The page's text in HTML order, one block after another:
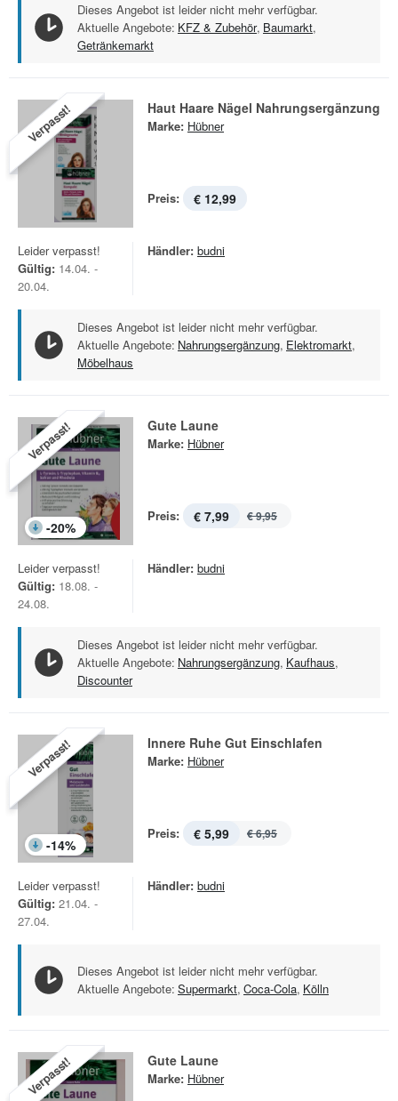
Dieses Angebot ist leider nicht mehr verfügbar.
Aktuelle Angebote: KFZ & Zubehör, Baumarkt,
Getränkemarkt
Verpasst! Haut Haare Nägel Nahrungsergänzung
Marke: Hübner
Preis: € 12,99
Leider verpasst!
Gültig: 14.04. -
20.04.
Händler: budni
Dieses Angebot ist leider nicht mehr verfügbar.
Aktuelle Angebote: Nahrungsergänzung, Elektromarkt,
Möbelhaus
Verpasst!
-20%
Gute Laune
Marke: Hübner
Preis: € 7,99 € 9,95
Leider verpasst!
Gültig: 18.08. -
24.08.
Händler: budni
Dieses Angebot ist leider nicht mehr verfügbar.
Aktuelle Angebote: Nahrungsergänzung, Kaufhaus,
Discounter
Verpasst!
-14%
Innere Ruhe Gut Einschlafen
Marke: Hübner
Preis: € 5,99 € 6,95
Leider verpasst!
Gültig: 21.04. -
27.04.
Händler: budni
Dieses Angebot ist leider nicht mehr verfügbar.
Aktuelle Angebote: Supermarkt, Coca-Cola, Kölln
Verpasst! Gute Laune
Marke: Hübner